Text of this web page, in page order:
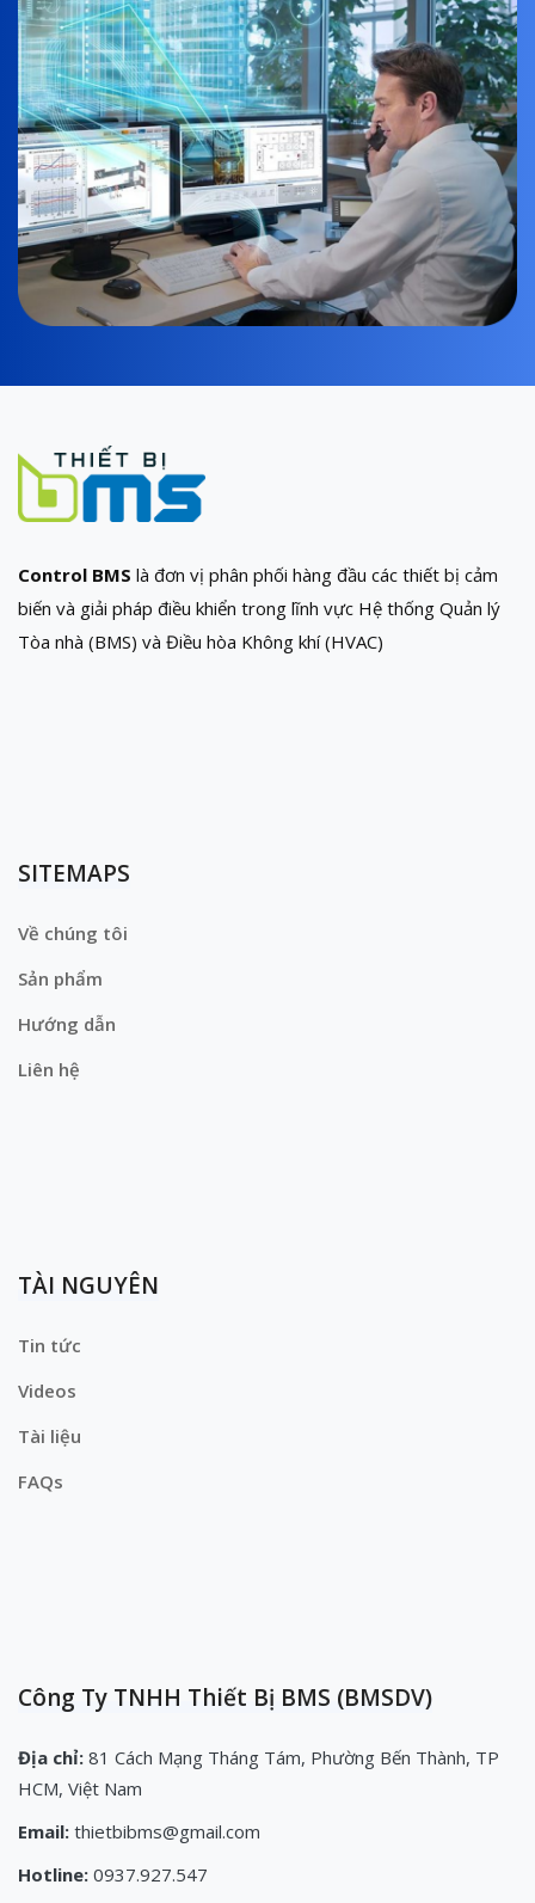
Control BMS là đơn vị phân phối hàng đầu các thiết bị cảm
biến và giải pháp điều khiển trong lĩnh vực Hệ thống Quản lý
Tòa nhà (BMS) và Điều hòa Không khí (HVAC)
SITEMAPS
Về chúng tôi
Sản phẩm
Hướng dẫn
Liên hệ
TÀI NGUYÊN
Tin tức
Videos
Tài liệu
FAQs
Công Ty TNHH Thiết Bị BMS (BMSDV)
Địa chỉ: 81 Cách Mạng Tháng Tám, Phường Bến Thành, TP
HCM, Việt Nam
Email: thietbibms@gmail.com
Hotline: 0937.927.547